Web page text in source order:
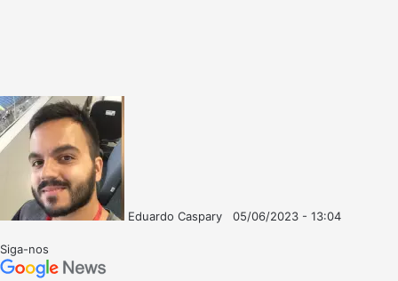
Eduardo Caspary
05/06/2023 - 13:04
Siga-nos